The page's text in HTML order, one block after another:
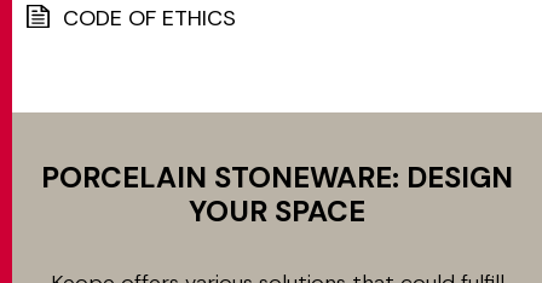
CONTACTS
MATCH APP
CODE OF ETHICS
PORCELAIN STONEWARE: DESIGN
YOUR SPACE